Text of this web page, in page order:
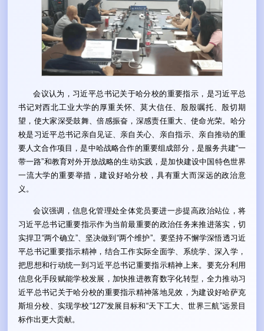
会议认为，习近平总书记关于哈分校的重要指示，是习近平总
书记对西北工业大学的厚重关怀、莫大信任、殷殷嘱托、殷切期
望，使大家深受鼓舞、倍感振奋，深感责任重大、使命光荣。哈分
校是习近平总书记亲自见证、亲自关心、亲自指示、亲自推动的重
要人文合作项目，是中哈战略合作的重要组成部分，是服务共建“一
带一路”和教育对外开放战略的生动实践，是加快建设中国特色世界
一流大学的重要举措，建设好哈分校，具有重大而深远的政治意
义。
会议强调，信息化管理处全体党员要进一步提高政治站位，将
习近平总书记重要指示作为当前最重要的政治任务来推进落实，切
实捍卫“两个确立”、坚决做到“两个维护”。要坚持不懈学深悟透习近
平总书记重要指示精神，结合工作实际全面学、系统学、深入学，
把思想和行动统一到习近平总书记重要指示精神上来。要充分利用
信息化手段赋能学校发展，加快推进教育数字化转型，全力推动习
近平总书记关于哈分校的重要指示精神落地见效，为建设好哈萨克
斯坦分校、实现学校“127”发展目标和“天下工大、世界三航”远景目
标作出更大贡献。